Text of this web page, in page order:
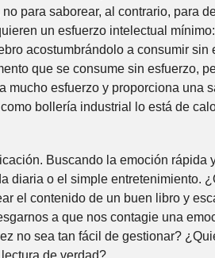
para saborear, al contrario, para
un esfuerzo intelectual
acostumbrándolo a consumir sin
que se consume sin esfuerzo,
mucho esfuerzo y proporciona una
bollería industrial lo está de
Buscando la emoción rápida
diaria o el simple entretenimiento.
el contenido de un buen libro y
a que nos contagie una
no sea tan fácil de gestionar?
de verdad?